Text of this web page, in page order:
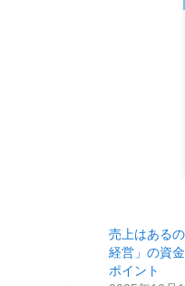
売上はある
経営」の資
ポイント